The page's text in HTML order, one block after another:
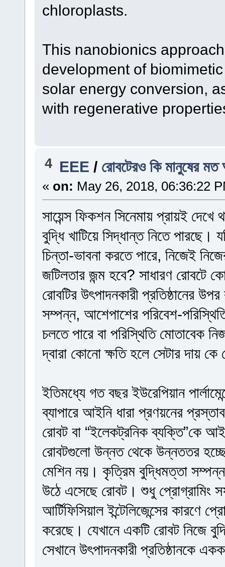
chloroplasts.
This nanobionics
development of
solar energy conversion,
with regenerative
4 EEE / রোবটেরও কি মানুষের
« on: May 26, 2018, 06:36:22
সায়েন্স ফিকশন সিনেমায় প্রায়ই
বুদ্ধি খাটিয়ে সিদ্ধান্ত নিতে
চিন্তা-ভাবনা করতে পারে, নিজেই
জটিলতার জন্ম হবে? সাধারণ রোবটে
রোবটির উৎপাদনকারী প্রতিষ্ঠানের
সম্পন্ন, আশেপাশের পরিবেশ-
চলতে পারে বা পরিস্থিতি মোতাবেক
দ্বারা কোনো ক্ষতি হলে সেটার দায় কে
ইতিমধ্যে গত বছর ইউরেপিয়ান
ব্যাপারে আইনি ধারা প্রণয়নের
রোবট বা “ইলেকট্রনিক ব্যক্তি”কে
রোবটগুলো উন্নত থেকে উন্নততর
মেশিন নয়। কৃত্রিম বুদ্ধিমত্তা সম্পন্ন
উঠে এসেছে রোবট। শুধু প্রোগ্রামিং
আর্টিফিসিয়াল ইন্টেলিজেন্সের কারণে
করেছে। যেখানে একটি রোবট নিজে
সেখানে উৎপাদনকারী প্রতিষ্ঠানকে